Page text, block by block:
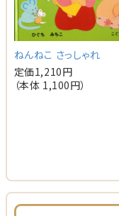
ねんねこ さっしゃれ
定価1,210円
（本体 1,100円）